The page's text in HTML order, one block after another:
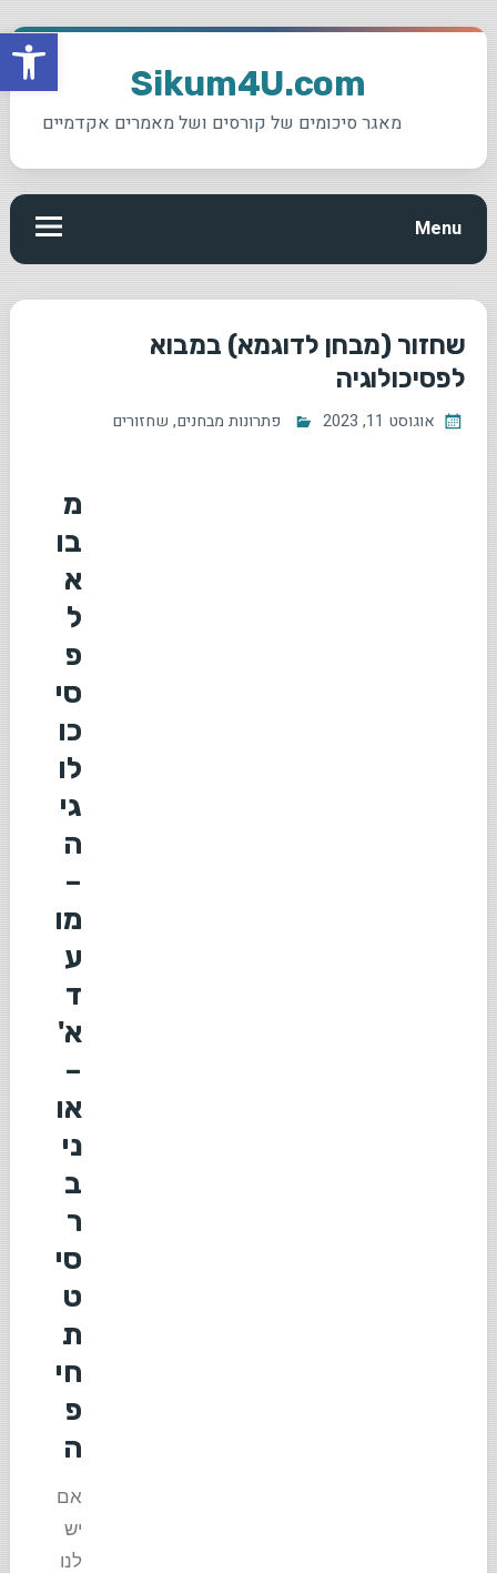
פתח
Sikum4U.com
מאגר סיכומים של קורסים ושל מאמרים אקדמיים
Menu
שחזור (מבחן לדוגמא) במבוא
לפסיכולוגיה
אוגוסט 11, 2023 פתרונות מבחנים, שחזורים
מ
בו
א
ל
פ
סי
כו
לו
גי
ה
–
מו
ע
ד
א'
–
או
ני
ב
ר
סי
ט
ת
חי
פ
ה
אם
יש
לנו